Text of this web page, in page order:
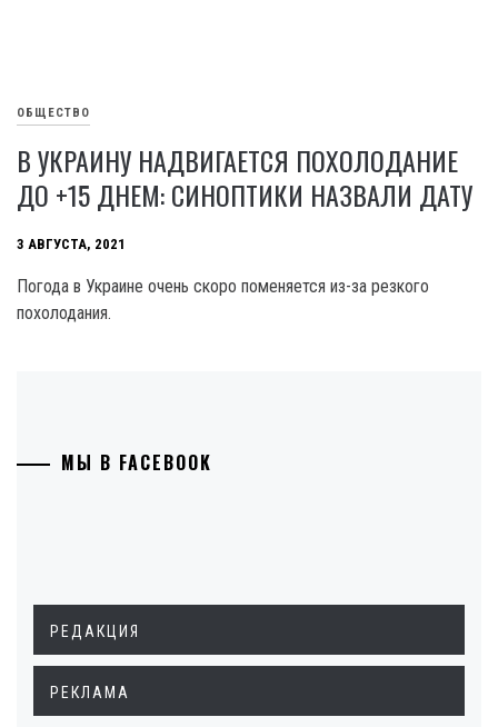
ОБЩЕСТВО
В УКРАИНУ НАДВИГАЕТСЯ ПОХОЛОДАНИЕ
ДО +15 ДНЕМ: СИНОПТИКИ НАЗВАЛИ ДАТУ
3 АВГУСТА, 2021
Погода в Украине очень скоро поменяется из-за резкого
похолодания.
МЫ В FACEBOOK
РЕДАКЦИЯ
РЕКЛАМА